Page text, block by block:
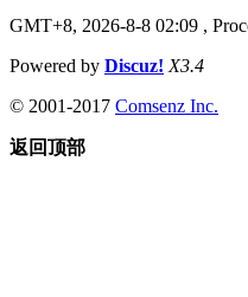
GMT+8, 2026-8-8 02:09 ,
Powered by Discuz! X3.4
© 2001-2017 Comsenz Inc.
返回顶部